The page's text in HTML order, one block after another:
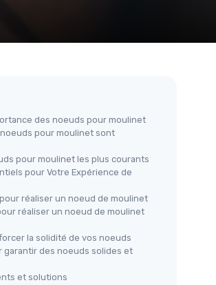
des noeuds pour moulinet
pour moulinet sont
pour moulinet les plus courants
pour Votre Expérience de
réaliser un noeud de moulinet
réaliser un noeud de moulinet
la solidité de vos noeuds
garantir des noeuds solides et
et solutions